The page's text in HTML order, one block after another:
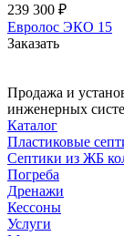
239 300 ₽
Евролос ЭКО 15
Заказать
Продажа и
инженерных
Каталог
Пластиковые
Септики из ЖБ
Погреба
Дренажи
Кессоны
Услуги